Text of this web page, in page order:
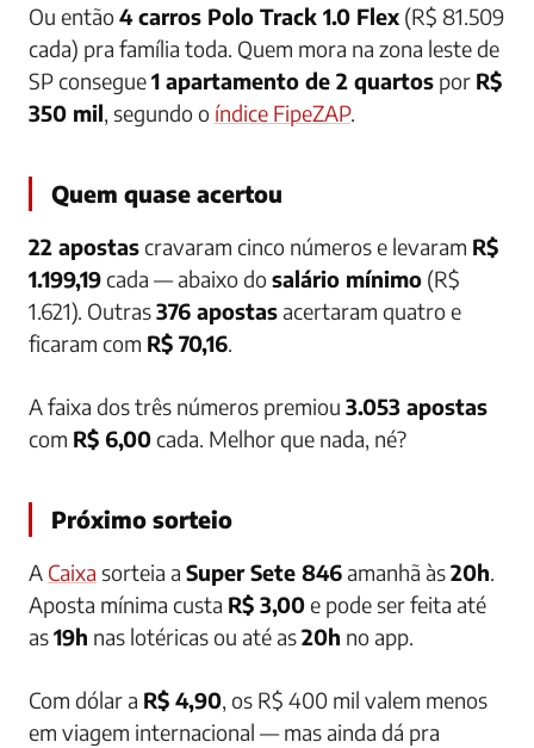
Ou então4 carros Polo Track 1.0 Flex (R$ 81.509
cada) pra família toda. Quem mora na zona leste de
SP consegue1 apartamento de 2 quartos por R$
350 mil, segundo o índice FipeZAP.
Quem quase acertou
22 apostascravaram cinco números e levaram R$
1.199,19cada — abaixo dosalário mínimo (R$
1.621). Outras376 apostasacertaram quatro e
ficaram com R$ 70,16.
A faixa dos três números premiou 3.053 apostas
com R$ 6,00cada. Melhor que nada, né?
Próximo sorteio
A Caixa sorteia a Super Sete 846amanhã às20h.
Aposta mínima custa R$ 3,00e pode ser feita até
as19h nas lotéricas ou até as20h no app.
Com dólar a R$ 4,90, os R$ 400 mil valem menos
em viagem internacional — mas ainda dá pra